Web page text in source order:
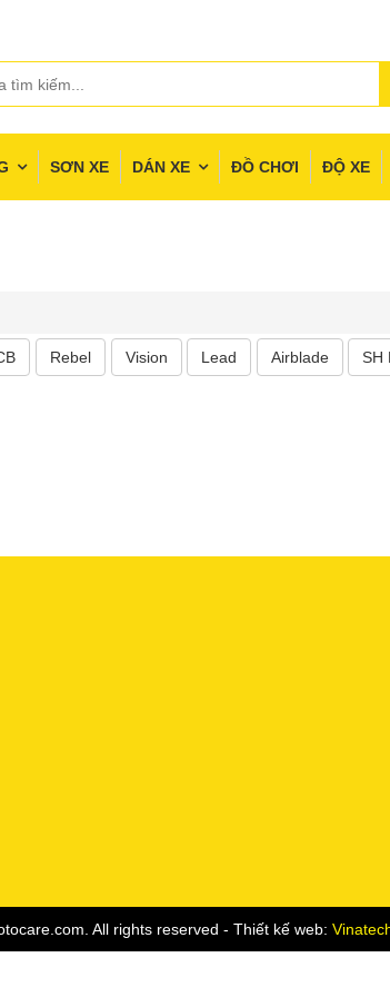
SƠN XE DÁN XE ĐỒ CHƠI ĐỘ XE
Rebel Vision Lead Airblade SH
All rights reserved - Thiết kế web: